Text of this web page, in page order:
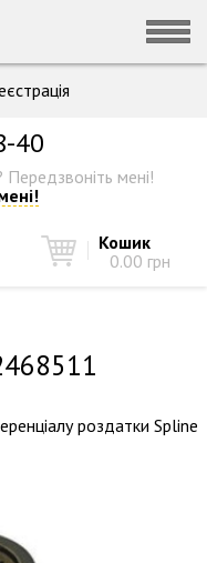
40
Передзвоніть мені!
Кошик
0.00 грн
роздатки Spline